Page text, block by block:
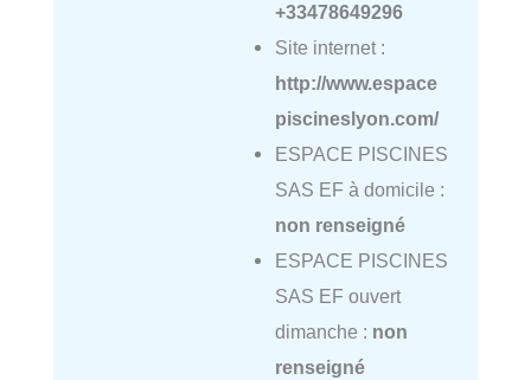
+33478649296
Site internet :
http://www.espace
piscineslyon.com/
ESPACE PISCINES
SAS EF à domicile :
non renseigné
ESPACE PISCINES
SAS EF ouvert
dimanche : non
renseigné